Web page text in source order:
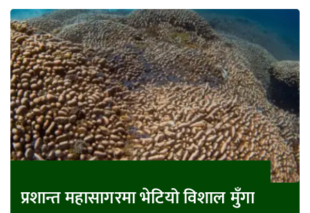
प्रशान्त महासागरमा भेटियो विशाल मुँगा